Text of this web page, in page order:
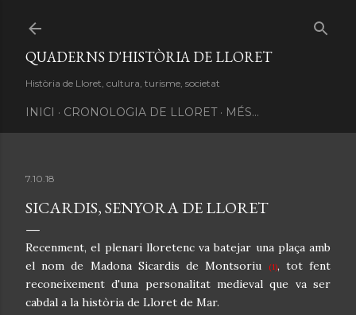
QUADERNS D'HISTÒRIA DE LLORET
Història de Lloret, cultura, turisme, societat
INICI CRONOLOGIA DE LLORET MÉS…
7.10.18
SICARDIS, SENYORA DE LLORET
Recenment, el plenari lloretenc va batejar una plaça amb
el nom de Madona Sicardis de Montsoriu
(1), tot fent
reconeixement d'una personalitat medieval que va ser
cabdal a la història de Lloret de Mar.